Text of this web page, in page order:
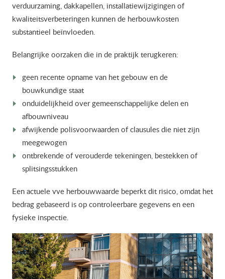
verduurzaming, dakkapellen, installatiewijzigingen of
kwaliteitsverbeteringen kunnen de herbouwkosten
substantieel beïnvloeden.
Belangrijke oorzaken die in de praktijk terugkeren:
geen recente opname van het gebouw en de
bouwkundige staat
onduidelijkheid over gemeenschappelijke delen en
afbouwniveau
afwijkende polisvoorwaarden of clausules die niet zijn
meegewogen
ontbrekende of verouderde tekeningen, bestekken of
splitsingsstukken
Een actuele vve herbouwwaarde beperkt dit risico, omdat het
bedrag gebaseerd is op controleerbare gegevens en een
fysieke inspectie.